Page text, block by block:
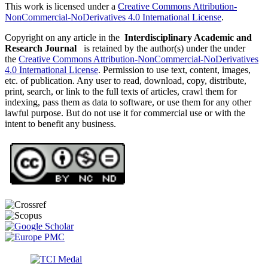
This work is licensed under a Creative Commons Attribution-
NonCommercial-NoDerivatives 4.0 International License.
Copyright on any article in the Interdisciplinary Academic and
Research Journal is retained by the author(s) under the under
the Creative Commons Attribution-NonCommercial-NoDerivatives
4.0 International License. Permission to use text, content, images,
etc. of publication. Any user to read, download, copy, distribute,
print, search, or link to the full texts of articles, crawl them for
indexing, pass them as data to software, or use them for any other
lawful purpose. But do not use it for commercial use or with the
intent to benefit any business.